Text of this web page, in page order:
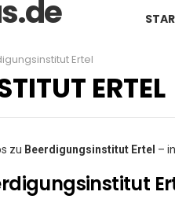
Ertel
ERTEL
zu Beerdigungsinstitut Ertel – in